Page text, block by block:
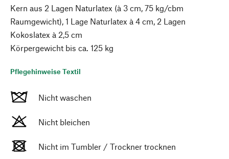
Kern aus 2 Lagen Naturlatex (à 3 cm, 75 kg/cbm
Raumgewicht), 1 Lage Naturlatex à 4 cm, 2 Lagen
Kokoslatex à 2,5 cm
Körpergewicht bis ca. 125 kg
Pflegehinweise Textil
Nicht waschen
Nicht bleichen
Nicht im Tumbler / Trockner trocknen